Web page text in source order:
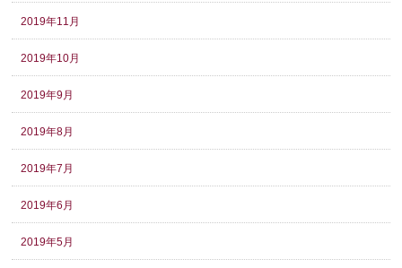
2019年11月
2019年10月
2019年9月
2019年8月
2019年7月
2019年6月
2019年5月